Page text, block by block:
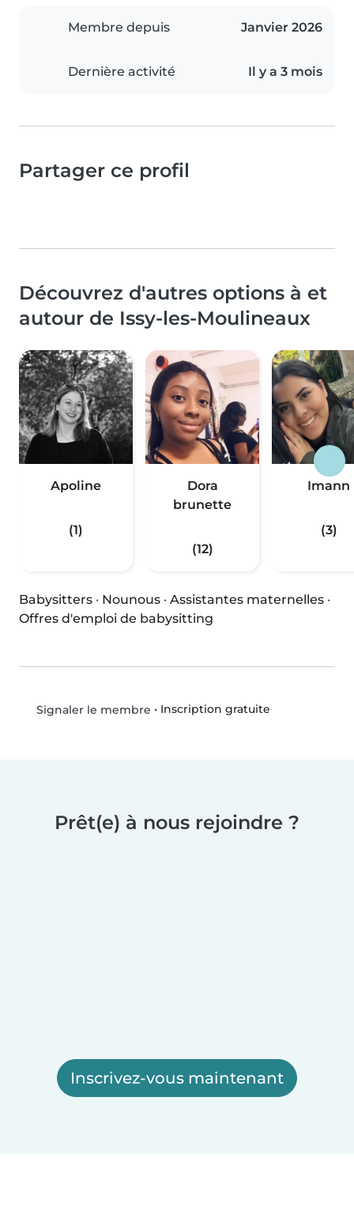
Membre depuis Janvier 2026
Dernière activité Il y a 3 mois
Partager ce profil
Découvrez d'autres options à et
autour de Issy-les-Moulineaux
Apoline
(1)
Dora
brunette
(12)
Imann
(3)
Babysitters · Nounous · Assistantes maternelles ·
Offres d'emploi de babysitting
Signaler le membre • Inscription gratuite
Prêt(e) à nous rejoindre ?
Inscrivez-vous maintenant